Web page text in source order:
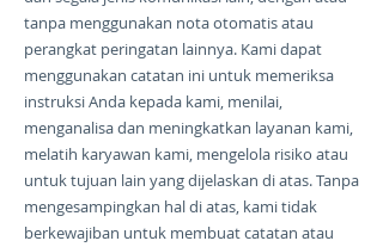
tanpa menggunakan nota otomatis atau
perangkat peringatan lainnya. Kami dapat
menggunakan catatan ini untuk memeriksa
instruksi Anda kepada kami, menilai,
menganalisa dan meningkatkan layanan kami,
melatih karyawan kami, mengelola risiko atau
untuk tujuan lain yang dijelaskan di atas. Tanpa
mengesampingkan hal di atas, kami tidak
berkewajiban untuk membuat catatan atau